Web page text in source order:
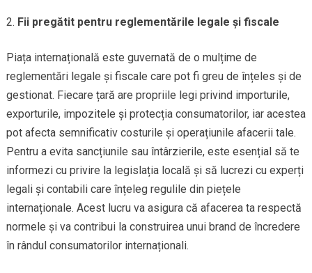
Fii pregătit pentru reglementările legale și fiscale
Piața internațională este guvernată de o mulțime de
reglementări legale și fiscale care pot fi greu de înțeles și de
gestionat. Fiecare țară are propriile legi privind importurile,
exporturile, impozitele și protecția consumatorilor, iar acestea
pot afecta semnificativ costurile și operațiunile afacerii tale.
Pentru a evita sancțiunile sau întârzierile, este esențial să te
informezi cu privire la legislația locală și să lucrezi cu experți
legali și contabili care înțeleg regulile din piețele
internaționale. Acest lucru va asigura că afacerea ta respectă
normele și va contribui la construirea unui brand de încredere
în rândul consumatorilor internaționali.